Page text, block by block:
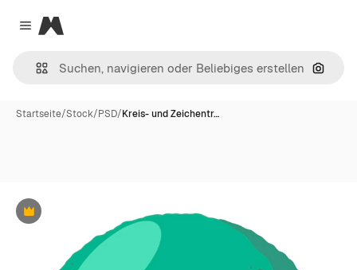
Close menu
Magnific
Nach
Startseite/Stock/PSD/Kreis- und Zeichentr…
Premium